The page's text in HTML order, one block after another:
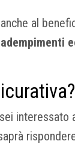
al
interessato